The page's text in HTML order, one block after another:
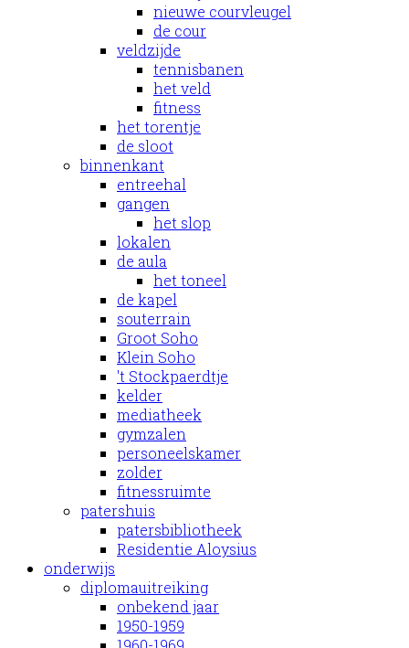
nieuwe courvleugel
de cour
veldzijde
tennisbanen
het veld
fitness
het torentje
de sloot
binnenkant
entreehal
gangen
het slop
lokalen
de aula
het toneel
de kapel
souterrain
Groot Soho
Klein Soho
't Stockpaerdtje
kelder
mediatheek
gymzalen
personeelskamer
zolder
fitnessruimte
patershuis
patersbibliotheek
Residentie Aloysius
onderwijs
diplomauitreiking
onbekend jaar
1950-1959